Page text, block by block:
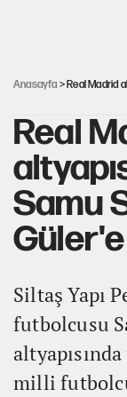
Anasayfa > Real Madrid
Real
Samu
Siltaş Yapı
futbolcusu
milli